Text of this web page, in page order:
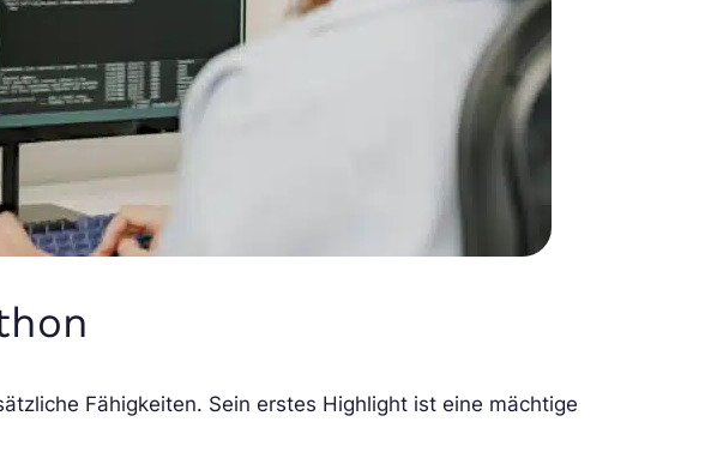
Fähigkeiten. Sein erstes Highlight ist eine mächtige